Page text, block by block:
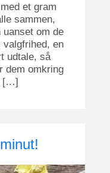
et gram
sammen,
om de
en
udtale, så
dem omkring
[…]